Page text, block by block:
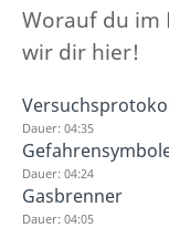
Worauf du im
wir dir hier!
Dauer: 04:35
Dauer: 04:24
Gasbrenner
Dauer: 04:05